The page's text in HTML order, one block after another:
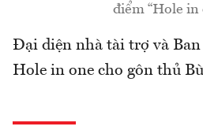
điểm “Hole in
Đại diện nhà tài trợ và
Hole in one cho gôn thủ